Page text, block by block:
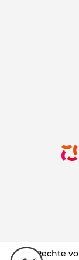
Alle Rechte